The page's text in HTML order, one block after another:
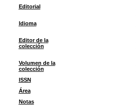
Editorial
Idioma
Editor de la
colección
Volumen de la
colección
ISSN
Área
Notas